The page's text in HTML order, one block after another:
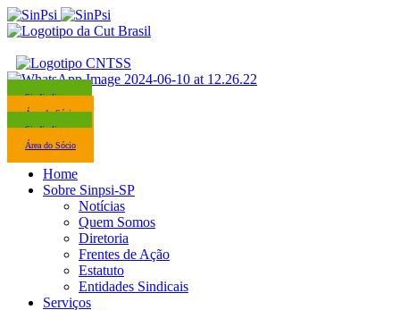
Sindicalize-se
Área do Sócio
Sindicalize-se
Área do Sócio
Home
Sobre Sinpsi-SP
Notícias
Quem Somos
Diretoria
Frentes de Ação
Estatuto
Entidades Sindicais
Serviços